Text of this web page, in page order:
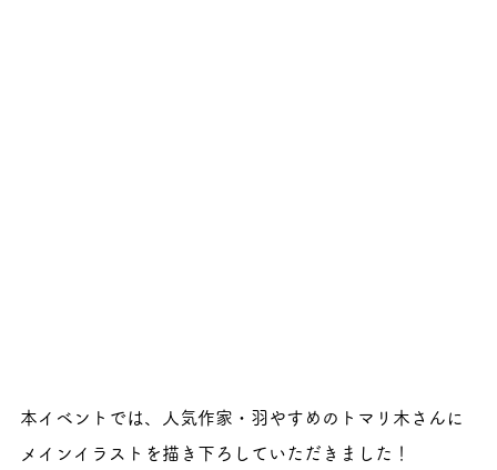
本イベントでは、人気作家・羽やすめのトマリ木さんに
メインイラストを描き下ろしていただきました！